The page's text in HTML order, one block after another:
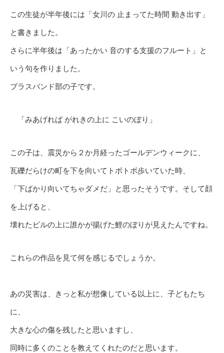
この生徒が半年後には「女川の 止まってた時間 動き出す」
と書きました。
さらに半年後は「あったかい 音のする支援のフルート」と
いう句を作りました。
ブラスバンド部の子です。
「みあげれば がれきの上に こいのぼり」
この子は、震災から２か月経ったゴールデンウィークに、
瓦礫だらけの町を下を向いてトボトボ歩いていた時、
「下ばかり向いてちゃダメだ」と思ったそうです。そして顔
を上げると、
壊れたビルの上に誰かが揚げた鯉のぼりが見えたんですね。
これらの作品を見て何を感じるでしょうか。
あの災害は、きっと私が想像している以上に、子どもたち
に、
大きな心の傷を残したと思いますし、
同時に多くのことを教えてくれたのだと思います。